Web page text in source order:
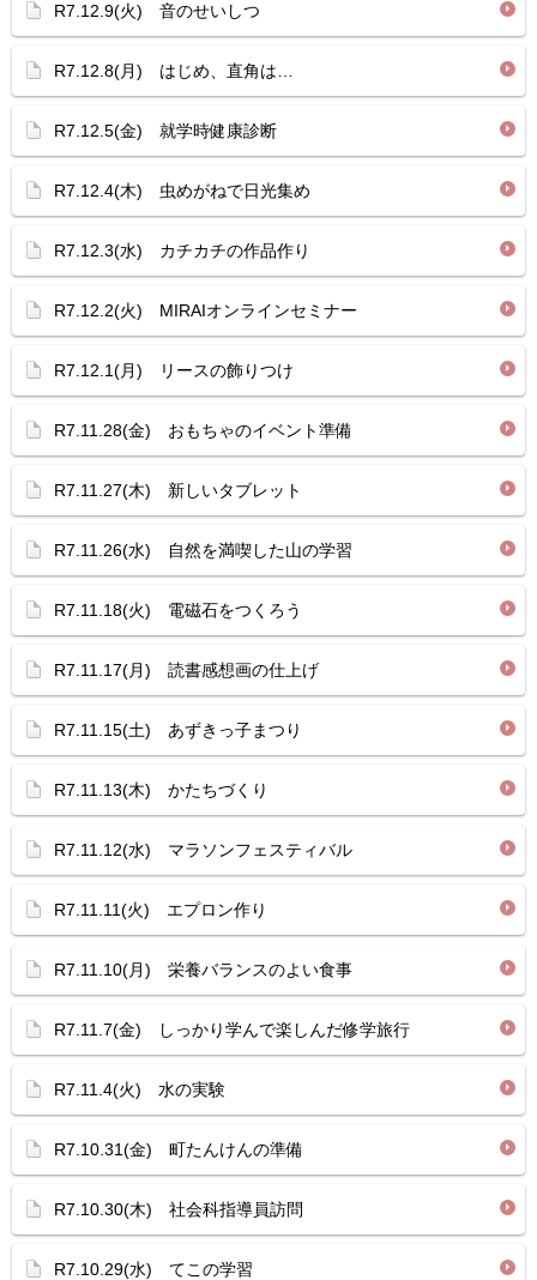
R7.12.9(火) 音のせいしつ
R7.12.8(月) はじめ、直角は…
R7.12.5(金) 就学時健康診断
R7.12.4(木) 虫めがねで日光集め
R7.12.3(水) カチカチの作品作り
R7.12.2(火) MIRAIオンラインセミナー
R7.12.1(月) リースの飾りつけ
R7.11.28(金) おもちゃのイベント準備
R7.11.27(木) 新しいタブレット
R7.11.26(水) 自然を満喫した山の学習
R7.11.18(火) 電磁石をつくろう
R7.11.17(月) 読書感想画の仕上げ
R7.11.15(土) あずきっ子まつり
R7.11.13(木) かたちづくり
R7.11.12(水) マラソンフェスティバル
R7.11.11(火) エプロン作り
R7.11.10(月) 栄養バランスのよい食事
R7.11.7(金) しっかり学んで楽しんだ修学旅行
R7.11.4(火) 水の実験
R7.10.31(金) 町たんけんの準備
R7.10.30(木) 社会科指導員訪問
R7.10.29(水) てこの学習